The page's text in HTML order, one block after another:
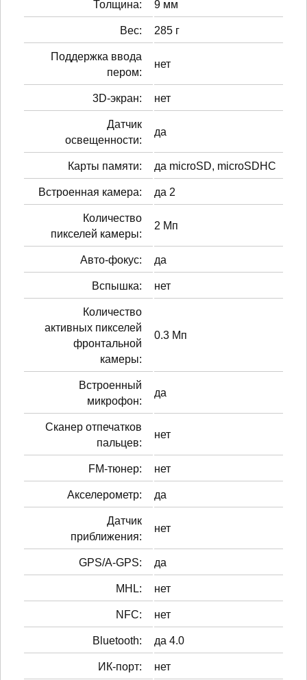
Толщина: 9 мм
Вес: 285 г
Поддержка ввода
пером:
нет
3D-экран: нет
Датчик
освещенности:
да
Карты памяти: да microSD, microSDHC
Встроенная камера: да 2
Количество
пикселей камеры:
2 Мп
Авто-фокус: да
Вспышка: нет
Количество
активных пикселей
фронтальной
камеры:
0.3 Мп
Встроенный
микрофон:
да
Сканер отпечатков
пальцев:
нет
FM-тюнер: нет
Акселерометр: да
Датчик
приближения:
нет
GPS/A-GPS: да
MHL: нет
NFC: нет
Bluetooth: да 4.0
ИК-порт: нет